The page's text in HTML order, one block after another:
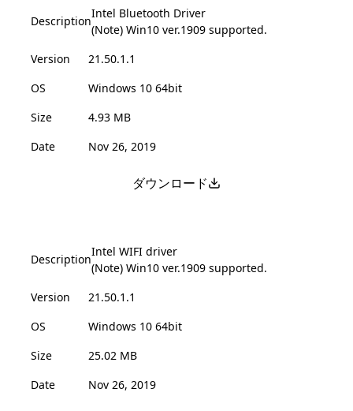
Description
Intel Bluetooth Driver
(Note) Win10 ver.1909 supported.
Version
21.50.1.1
OS
Windows 10 64bit
Size
4.93 MB
Date
Nov 26, 2019
ダウンロード
Description
Intel WIFI driver
(Note) Win10 ver.1909 supported.
Version
21.50.1.1
OS
Windows 10 64bit
Size
25.02 MB
Date
Nov 26, 2019